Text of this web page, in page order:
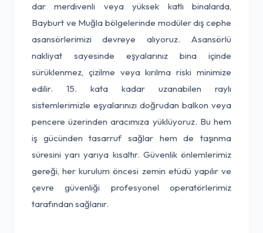
dar merdivenli veya yüksek katlı binalarda,
Bayburt ve Muğla bölgelerinde modüler dış cephe
asansörlerimizi devreye alıyoruz. Asansörlü
nakliyat sayesinde eşyalarınız bina içinde
sürüklenmez, çizilme veya kırılma riski minimize
edilir. 15. kata kadar uzanabilen raylı
sistemlerimizle eşyalarınızı doğrudan balkon veya
pencere üzerinden aracımıza yüklüyoruz. Bu hem
iş gücünden tasarruf sağlar hem de taşınma
süresini yarı yarıya kısaltır. Güvenlik önlemlerimiz
gereği, her kurulum öncesi zemin etüdü yapılır ve
çevre güvenliği profesyonel operatörlerimiz
tarafından sağlanır.